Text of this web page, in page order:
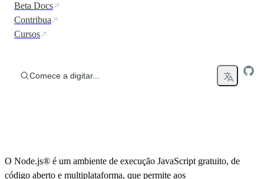
Beta Docs
Contribua
Cursos
Comece a digitar...
O Node.js® é um ambiente de execução JavaScript gratuito, de
código aberto e multiplataforma, que permite aos